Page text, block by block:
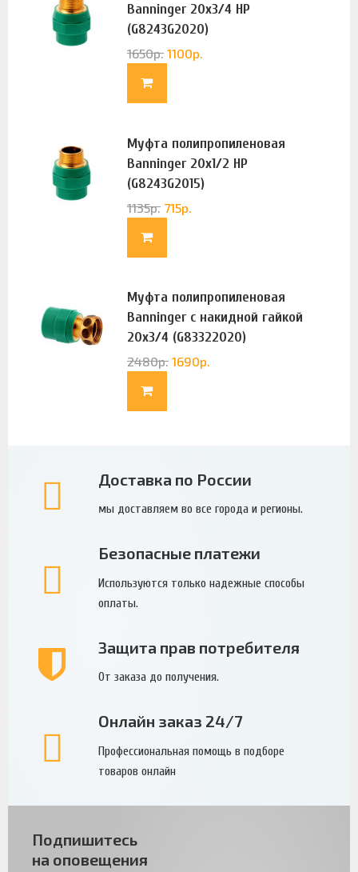
Banninger 20х3/4 НР
(G8243G2020)
1650р. 1100р.
Муфта полипропиленовая
Banninger 20х1/2 НР
(G8243G2015)
1135р. 715р.
Муфта полипропиленовая
Banninger с накидной гайкой
20х3/4 (G83322020)
2480р. 1690р.
Доставка по России
мы доставляем во все города и регионы.
Безопасные платежи
Используются только надежные способы
оплаты.
Защита прав потребителя
От заказа до получения.
Онлайн заказ 24/7
Профессиональная помощь в подборе
товаров онлайн
Подпишитесь
на оповещения